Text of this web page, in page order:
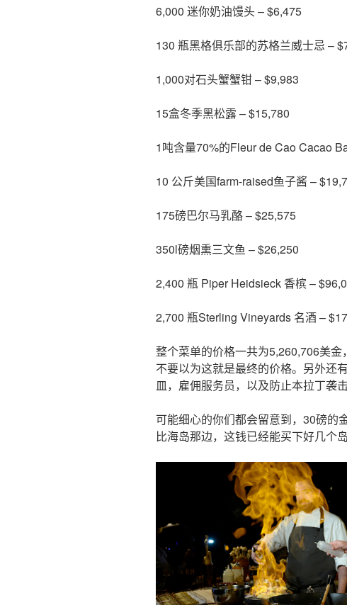
6,000 迷你奶油馒头 – $6,475
130 瓶黑格俱乐部的苏格兰威士忌 –
1,000对石头蟹蟹钳 – $9,983
15盒冬季黑松露 – $15,780
1吨含量70%的Fleur de Cao Cacao
10 公斤美国farm-raised鱼子酱 –
175磅巴尔马乳酪 – $25,575
350l磅烟熏三文鱼 – $26,250
2,400 瓶 Piper Heidsieck 香槟 –
2,700 瓶Sterling Vineyards 名酒 –
整个菜单的价格一共为5,260,706美金
不要以为这就是最终的价格。另外还
皿，雇佣服务员，以及防止本拉丁袭
可能细心的你们都会留意到，30磅的
比海岛那边，这钱已经能买下好几个岛